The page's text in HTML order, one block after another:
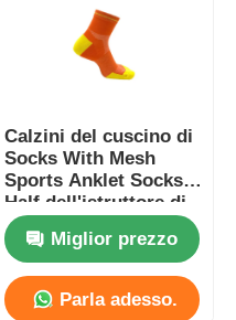
Calzini del cuscino di
Socks With Mesh
Sports Anklet Socks
Half dell'istruttore di
sport di sostegno di
arco Miglior prezzo
Parla adesso.